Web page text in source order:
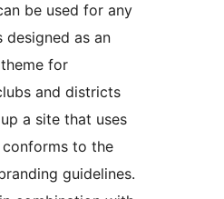
be used for any
designed as an
for
and districts
a site that uses
conforms to the
guidelines.